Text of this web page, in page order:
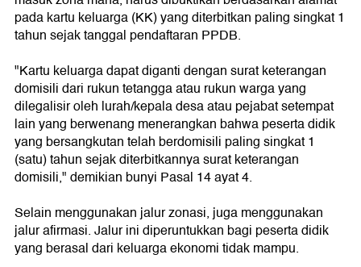
pada kartu keluarga (KK) yang diterbitkan paling singkat 1
tahun sejak tanggal pendaftaran PPDB.
"Kartu keluarga dapat diganti dengan surat keterangan
domisili dari rukun tetangga atau rukun warga yang
dilegalisir oleh lurah/kepala desa atau pejabat setempat
lain yang berwenang menerangkan bahwa peserta didik
yang bersangkutan telah berdomisili paling singkat 1
(satu) tahun sejak diterbitkannya surat keterangan
domisili," demikian bunyi Pasal 14 ayat 4.
Selain menggunakan jalur zonasi, juga menggunakan
jalur afirmasi. Jalur ini diperuntukkan bagi peserta didik
yang berasal dari keluarga ekonomi tidak mampu.